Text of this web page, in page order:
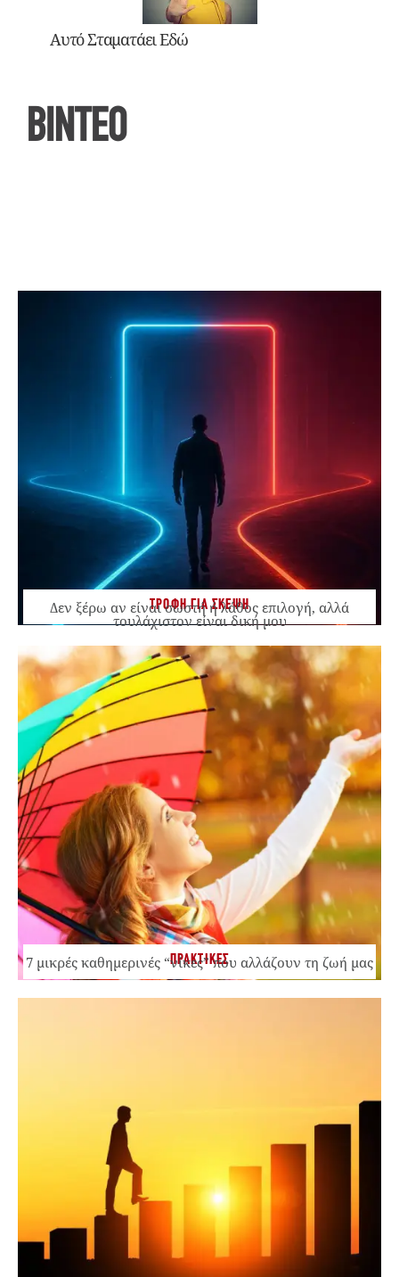
Αυτό Σταματάει Εδώ
ΒΙΝΤΕΟ
ΤΡΟΦΗ ΓΙΑ ΣΚΕΨΗ
Δεν ξέρω αν είναι σωστή ή λάθος επιλογή, αλλά
τουλάχιστον είναι δική μου
ΠΡΑΚΤΙΚΕΣ
7 μικρές καθημερινές “νίκες” που αλλάζουν τη ζωή μας